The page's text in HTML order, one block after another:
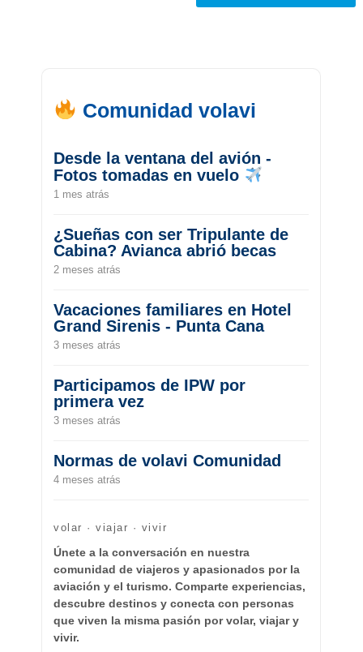
Comunidad volavi
Desde la ventana del avión -
Fotos tomadas en vuelo
1 mes atrás
¿Sueñas con ser Tripulante de
Cabina? Avianca abrió becas
2 meses atrás
Vacaciones familiares en Hotel
Grand Sirenis - Punta Cana
3 meses atrás
Participamos de IPW por
primera vez
3 meses atrás
Normas de volavi Comunidad
4 meses atrás
volar · viajar · vivir
Únete a la conversación en nuestra
comunidad de viajeros y apasionados por la
aviación y el turismo. Comparte experiencias,
descubre destinos y conecta con personas
que viven la misma pasión por volar, viajar y
vivir.